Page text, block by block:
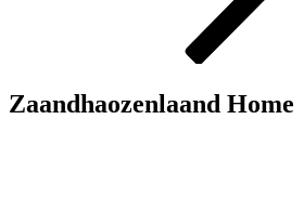
Zaandhaozenlaand Home